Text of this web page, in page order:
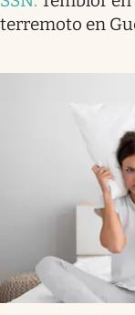
terremoto en